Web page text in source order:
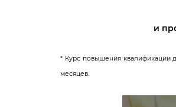
и
* Курс повышения квалификации
месяцев.